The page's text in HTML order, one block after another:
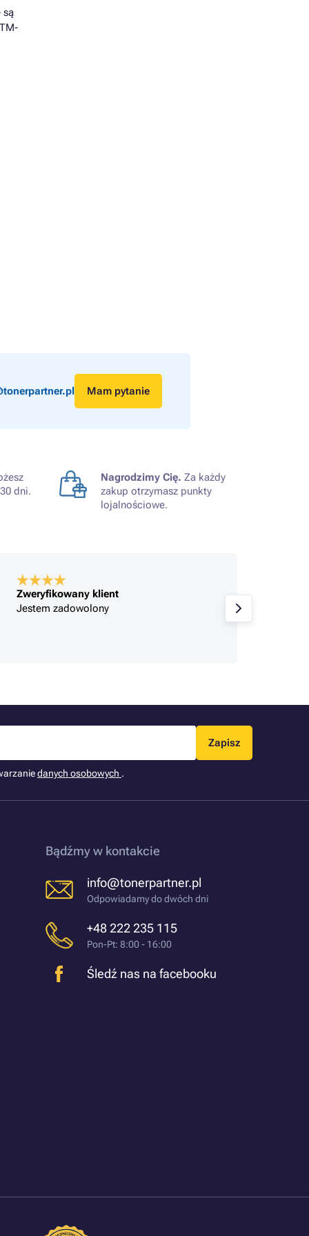
są
Mam pytanie
dni.
Nagrodzimy Cię. Za każdy
zakup otrzymasz punkty
lojalnościowe.
Zweryfikowany klient
Jestem zadowolony
Zapisz
danych osobowych .
Bądźmy w kontakcie
info@tonerpartner.pl
Odpowiadamy do dwóch dni
+48 222 235 115
Pon-Pt: 8:00 - 16:00
Śledź nas na facebooku